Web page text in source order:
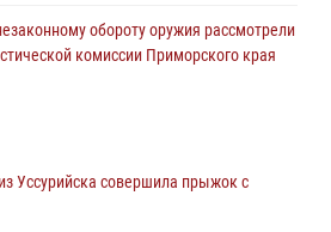
обороту оружия рассмотрели
комиссии Приморского края
дома сотрудники
Уссурийска совершила прыжок с